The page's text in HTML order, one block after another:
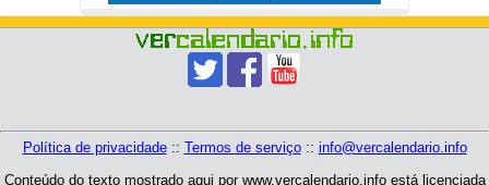
Política de privacidade:: Termos de serviço:: info@vercalendario.info
Conteúdo do texto mostrado aqui por www.vercalendario.info está licenciada